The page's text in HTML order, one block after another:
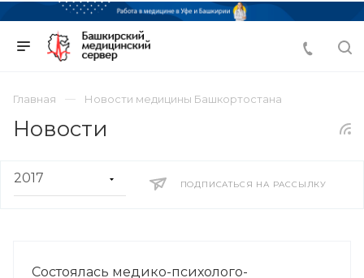
Главная Новости медицины Башкортостана
Новости
ПОДПИСАТЬСЯ НА РАССЫЛКУ
Состоялась медико-психолого-